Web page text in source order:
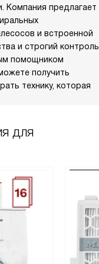
Компания предлагает
и встроенной
и строгий контроль
помощником
получить
технику, которая
для